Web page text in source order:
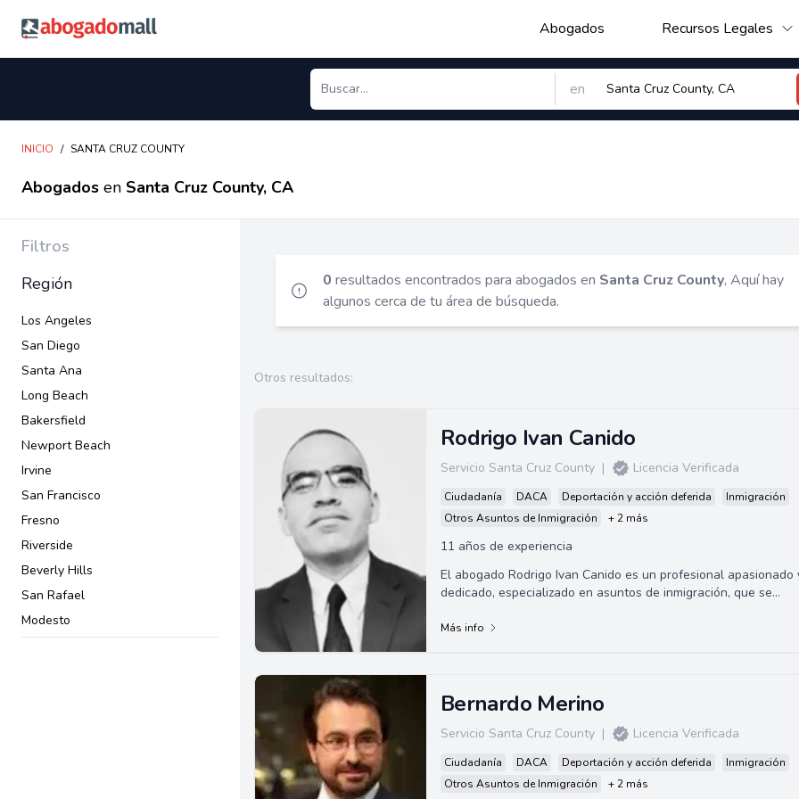
Abogadomall Abogados Recursos Legales
en
INICIO / SANTA CRUZ COUNTY
Abogados en Santa Cruz County, CA
Filtros
Región
Los Angeles
San Diego
Santa Ana
Long Beach
Bakersfield
Newport Beach
Irvine
San Francisco
Fresno
Riverside
Beverly Hills
San Rafael
Modesto
0 resultados encontrados para abogados en Santa Cruz County, Aquí hay
algunos cerca de tu área de búsqueda.
Otros resultados:
Rodrigo Ivan Canido
Servicio Santa Cruz County | Licencia Verificada
Ciudadanía DACA Deportación y acción deferida
Inmigración
Otros Asuntos de Inmigración
+ 2 más
11 años de experiencia
El abogado Rodrigo Ivan Canido es un profesional apasionado
dedicado, especializado en asuntos de inmigración, que se
Más info
Bernardo Merino
Servicio Santa Cruz County | Licencia Verificada
Ciudadanía DACA Deportación y acción deferida
Inmigración
Otros Asuntos de Inmigración
+ 2 más